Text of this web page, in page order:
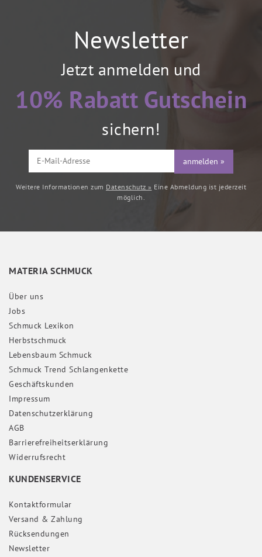
Newsletter
Jetzt anmelden und
10% Rabatt Gutschein
sichern!
anmelden »
Weitere Informationen zum Datenschutz » Eine Abmeldung ist jederzeit
möglich.
MATERIA SCHMUCK
Über uns
Jobs
Schmuck Lexikon
Herbstschmuck
Lebensbaum Schmuck
Schmuck Trend Schlangenkette
Geschäftskunden
Impressum
Daten­schutz­erklärung
AGB
Barrierefreiheitserklärung
Widerrufs­recht
KUNDENSERVICE
Kontaktformular
Versand & Zahlung
Rücksendungen
Newsletter